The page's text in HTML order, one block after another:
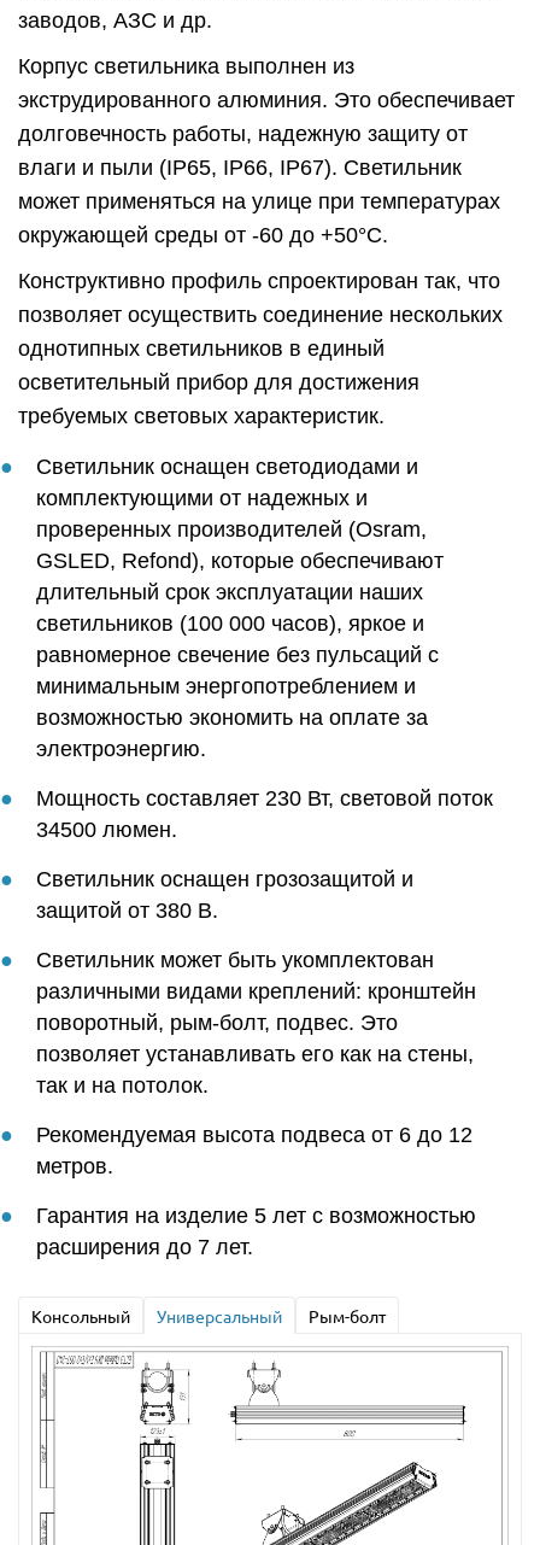
заводов, АЗС и др.
Корпус светильника выполнен из
экструдированного алюминия. Это обеспечивает
долговечность работы, надежную защиту от
влаги и пыли (IP65, IP66, IP67). Светильник
может применяться на улице при температурах
окружающей среды от -60 до +50°C.
Конструктивно профиль спроектирован так, что
позволяет осуществить соединение нескольких
однотипных светильников в единый
осветительный прибор для достижения
требуемых световых характеристик.
Светильник оснащен светодиодами и
комплектующими от надежных и
проверенных производителей (Osram,
GSLED, Refond), которые обеспечивают
длительный срок эксплуатации наших
светильников (100 000 часов), яркое и
равномерное свечение без пульсаций с
минимальным энергопотреблением и
возможностью экономить на оплате за
электроэнергию.
Мощность составляет 230 Вт, световой поток
34500 люмен.
Светильник оснащен грозозащитой и
защитой от 380 В.
Светильник может быть укомплектован
различными видами креплений: кронштейн
поворотный, рым-болт, подвес. Это
позволяет устанавливать его как на стены,
так и на потолок.
Рекомендуемая высота подвеса от 6 до 12
метров.
Гарантия на изделие 5 лет с возможностью
расширения до 7 лет.
Консольный Универсальный Рым-болт